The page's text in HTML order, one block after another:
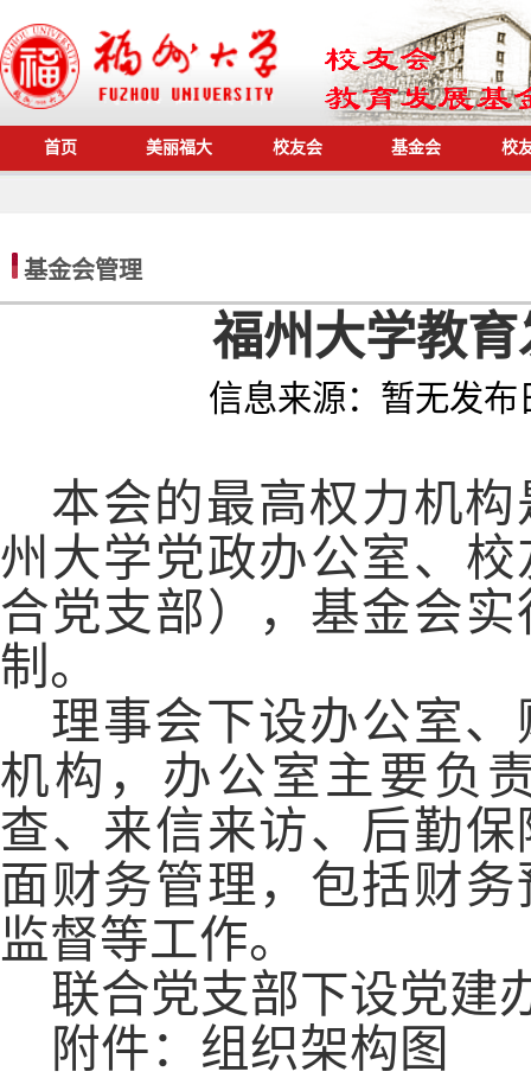
首页 美丽福大 校友会 基金会 校
基金会管理
福州大学教
信息来源： 暂无发布
本会的最高权力机
州大学党政办公室、
合党支部），基金会
制。
理事会下设办公室
机构，办公室主要负
查、来信来访、后勤
面财务管理，包括财
监督等工作。
联合党支部下设党建
附件：组织架构图